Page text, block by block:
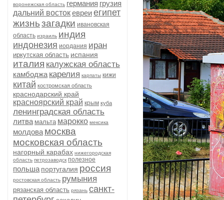
воронежская область германия грузия
дальний востокевреиегипет
жизньзагадки ивановская
область израиль индия
индонезия иордания иран
иркутская область испания
италия калужская область
камбоджа карелия карпаты кижи
китай костромская область
краснодарский край
красноярский край крым куба
ленинградская область
литва мальта марокко мексика
молдова москва
московская область
нагорный карабах нижегородская
область петрозаводск полезное
польша португалия россия
ростовская область румыния
рязанская область рязань санкт-